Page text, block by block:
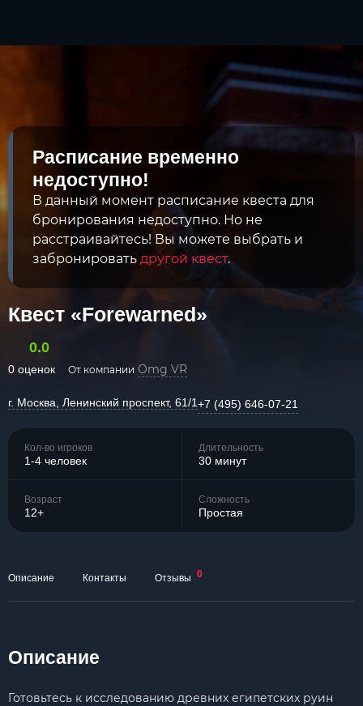
Расписание временно
недоступно!
В данный момент расписание квеста для
бронирования недоступно. Но не
расстраивайтесь! Вы можете выбрать и
забронировать другой квест.
Квест «Forewarned»
0.0
0 оценок От компании Omg VR
г. Москва, Ленинский проспект, 61/1+7 (495) 646-07-21
Кол-во игроков
1-4 человек
Длительность
30 минут
Возраст
12+
Сложность
Простая
Описание Контакты Отзывы 0
Описание
Готовьтесь к исследованию древних египетских руин